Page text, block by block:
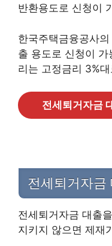
반환용도로 신청이
한국주택금융공사
출 용도로 신청이
리는 고정금리 3%
전세퇴거자금
전세퇴거자금
전세퇴거자금 대출
지키지 않으면 제재